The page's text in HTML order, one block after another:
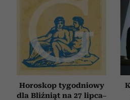
Horoskop tygodniowy
dla Bliźniąt na 27 lipca–